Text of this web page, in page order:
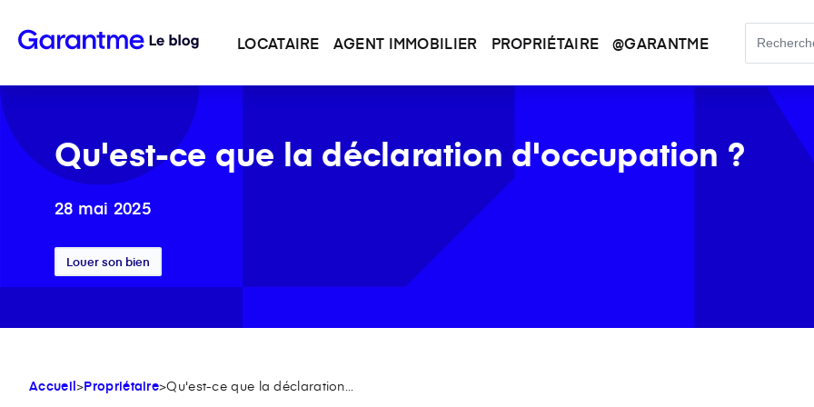
LOCATAIRE AGENT IMMOBILIER PROPRIÉTAIRE @GARANTME
Qu'est-ce que la déclaration d'occupation ?
28 mai 2025
Louer son bien
Accueil>Propriétaire>Qu'est-ce que la déclaration...